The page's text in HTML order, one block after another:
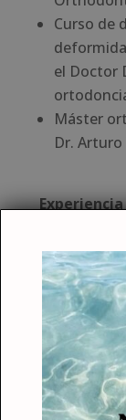
Curso de
el Doctor
Máster
Dr. Arturo
tenido el
en